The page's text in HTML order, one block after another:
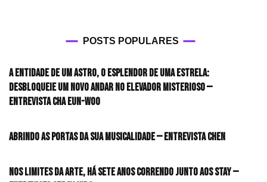
POSTS POPULARES
A entidade de um astro, o esplendor de uma estrela:
desbloqueie um novo andar no elevador misterioso —
Entrevista CHA EUN-WOO
Abrindo as portas da sua musicalidade — Entrevista CHEN
Nos limites da arte, há sete anos correndo junto aos STAY —